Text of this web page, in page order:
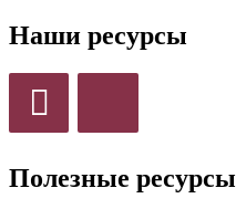
Наши ресурсы
Полезные ресурсы